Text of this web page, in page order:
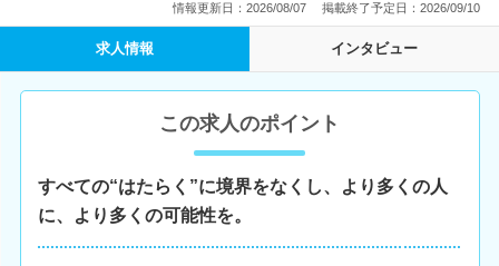
情報更新日：2026/08/07 掲載終了予定日：2026/09/10
求人情報 インタビュー
この求人のポイント
すべての“はたらく”に境界をなくし、より多くの人
に、より多くの可能性を。